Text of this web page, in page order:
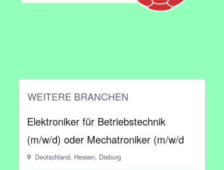
WEITERE BRANCHEN
Elektroniker für Betriebstechnik
(m/w/d) oder Mechatroniker (m/w/d
Deutschland, Hessen, Dieburg